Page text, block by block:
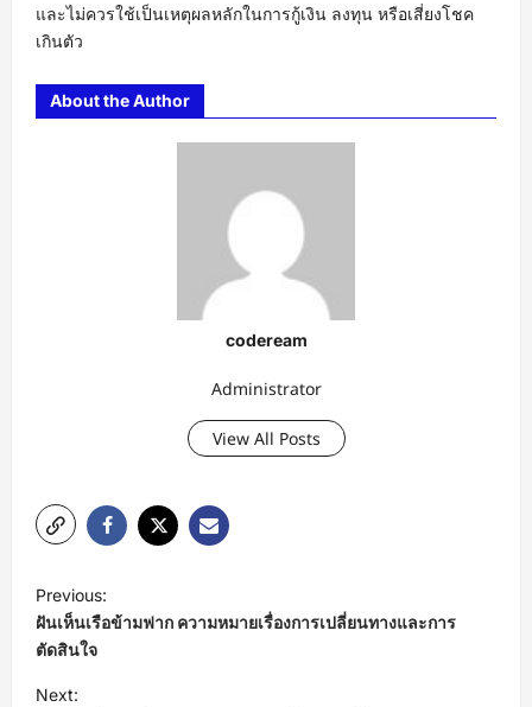
และไม่ควรใช้เป็นเหตุผลหลักในการกู้เงิน ลงทุน หรือเสี่ยงโชค
เกินตัว
About the Author
codeream
Administrator
View All Posts
o
s
t
Previous:
ฝันเห็นเรือข้ามฟาก ความหมายเรื่องการเปลี่ยนทางและการ
ตัดสินใจ
Next: